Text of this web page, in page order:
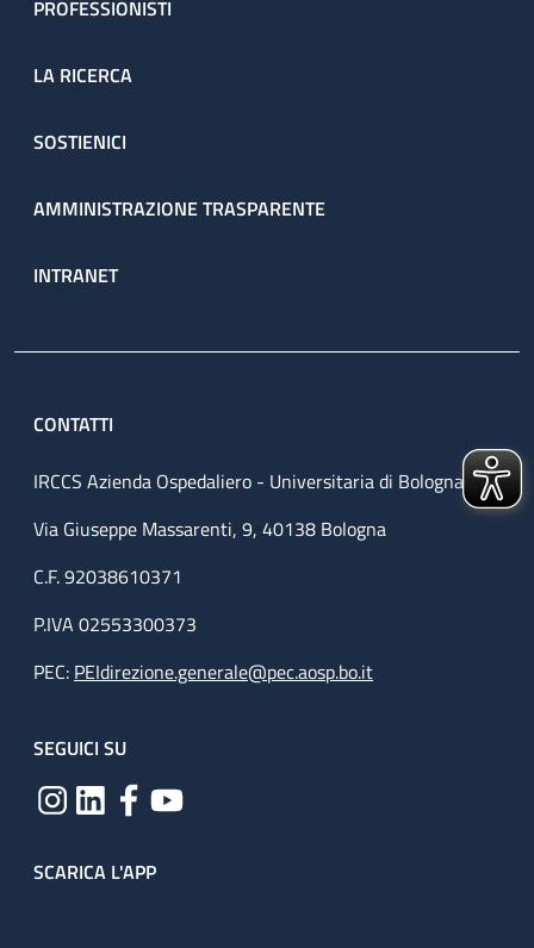
PROFESSIONISTI
LA RICERCA
SOSTIENICI
AMMINISTRAZIONE TRASPARENTE
INTRANET
CONTATTI
IRCCS Azienda Ospedaliero - Universitaria di Bologna
Via Giuseppe Massarenti, 9, 40138 Bologna
C.F. 92038610371
P.IVA 02553300373
PEC: PEIdirezione.generale@pec.aosp.bo.it
SEGUICI SU
SCARICA L'APP